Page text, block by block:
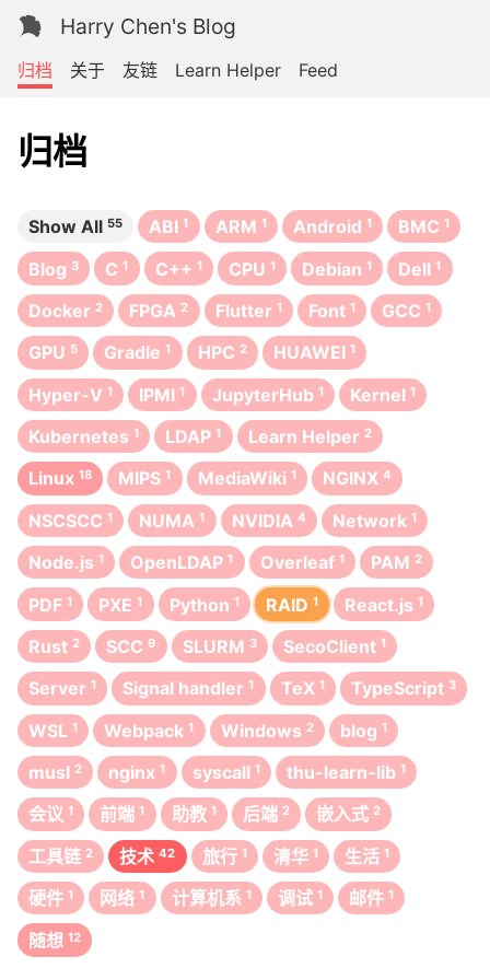
Harry Chen's Blog
归档 关于 友链 Learn Helper Feed
归档
Show All 55 ABI 1 ARM 1 Android 1 BMC 1
Blog 3 C 1 C++ 1 CPU 1 Debian 1 Dell 1
Docker 2 FPGA 2 Flutter 1 Font 1 GCC 1
GPU 5 Gradle 1 HPC 2 HUAWEI 1
Hyper-V 1 IPMI 1 JupyterHub 1 Kernel 1
Kubernetes 1 LDAP 1 Learn Helper 2
Linux 18 MIPS 1 MediaWiki 1 NGINX 4
NSCSCC 1 NUMA 1 NVIDIA 4 Network 1
Node.js 1 OpenLDAP 1 Overleaf 1 PAM 2
PDF 1 PXE 1 Python 1 RAID 1 React.js 1
Rust 2 SCC 9 SLURM 3 SecoClient 1
Server 1 Signal handler 1 TeX 1 TypeScript 3
WSL 1 Webpack 1 Windows 2 blog 1
musl 2 nginx 1 syscall 1 thu-learn-lib 1
会议 1 前端 1 助教 1 后端 2 嵌入式 2
工具链 2 技术 42 旅行 1 清华 1 生活 1
硬件 1 网络 1 计算机系 1 调试 1 邮件 1
随想 12